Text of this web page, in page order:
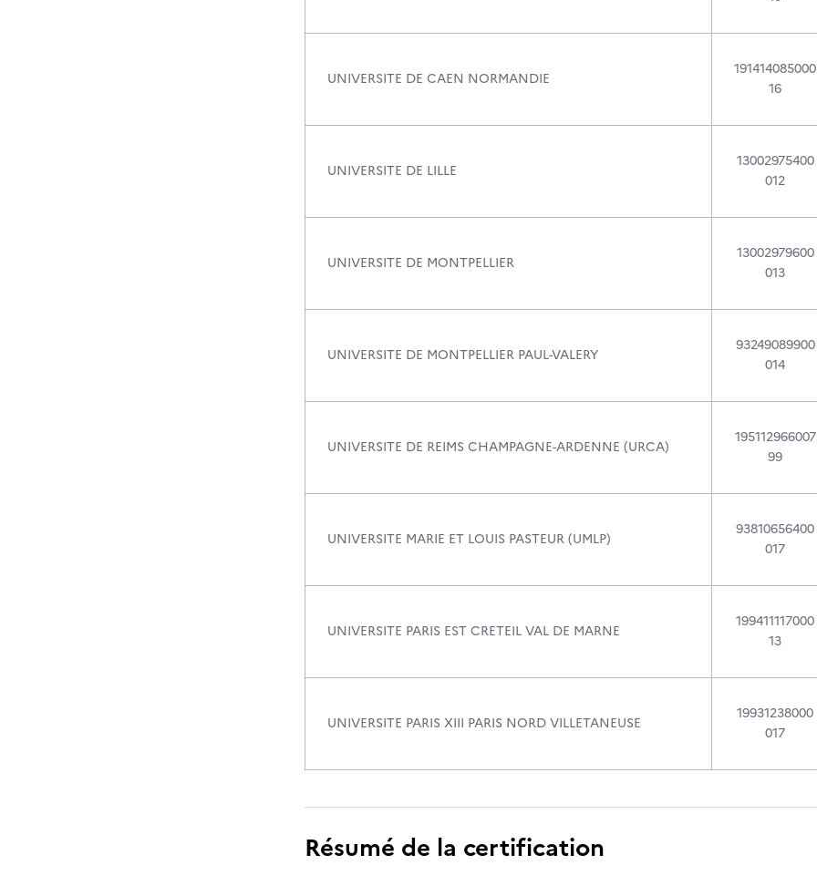
UNIVERSITE DE CAEN NORMANDIE
191414085000
16
UNIVERSITE DE LILLE
13002975400
012
UNIVERSITE DE MONTPELLIER
13002979600
013
UNIVERSITE DE MONTPELLIER PAUL-VALERY
93249089900
014
UNIVERSITE DE REIMS CHAMPAGNE-ARDENNE (URCA)
195112966007
99
UNIVERSITE MARIE ET LOUIS PASTEUR (UMLP)
93810656400
017
UNIVERSITE PARIS EST CRETEIL VAL DE MARNE
199411117000
13
UNIVERSITE PARIS XIII PARIS NORD VILLETANEUSE
19931238000
017
Résumé de la certification